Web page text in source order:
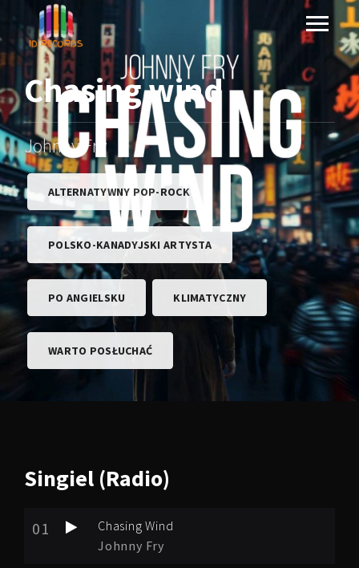
Chasing wind
Johnny Fry
ALTERNATYWNY POP-ROCK
POLSKO-KANADYJSKI ARTYSTA
PO ANGIELSKU KLIMATYCZNY
WARTO POSŁUCHAĆ
Singiel (Radio)
01
Chasing Wind
Johnny Fry